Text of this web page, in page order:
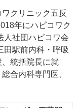
クリニック五反
年にハピコワク
人社団ハピコワ会
田駅前内科・呼吸
統括院長に就
合内科専門医、